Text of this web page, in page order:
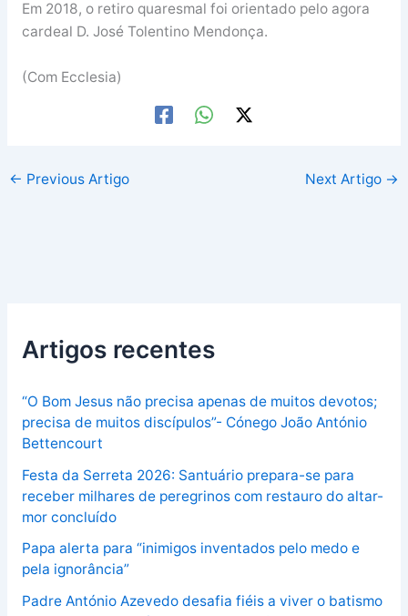
Em 2018, o retiro quaresmal foi orientado pelo agora
cardeal D. José Tolentino Mendonça.
(Com Ecclesia)
← Previous Artigo Next Artigo →
Artigos recentes
“O Bom Jesus não precisa apenas de muitos devotos;
precisa de muitos discípulos”- Cónego João António
Bettencourt
Festa da Serreta 2026: Santuário prepara-se para
receber milhares de peregrinos com restauro do altar-
mor concluído
Papa alerta para “inimigos inventados pelo medo e
pela ignorância”
Padre António Azevedo desafia fiéis a viver o batismo